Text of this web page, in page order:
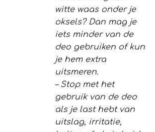
witte waas onder je
oksels? Dan mag je
iets minder van de
deo gebruiken of kun
je hem extra
uitsmeren.
– Stop met het
gebruik van de deo
als je last hebt van
uitslag, irritatie,